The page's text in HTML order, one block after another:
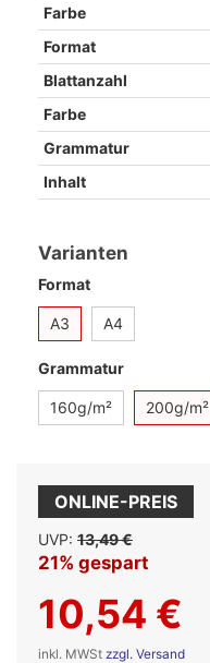
Farbe
Format
Blattanzahl
Farbe
Grammatur
Inhalt
Varianten
Format
A3 A4
Grammatur
160g/m² 200g/m²
ONLINE-PREIS
UVP: 13,49 €
21% gespart
10,54 €
inkl. MWSt zzgl. Versand